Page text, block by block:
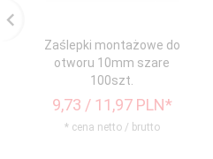
Zaślepki montażowe do
otworu 10mm szare
100szt.
9,73 / 11,97 PLN*
* cena netto / brutto